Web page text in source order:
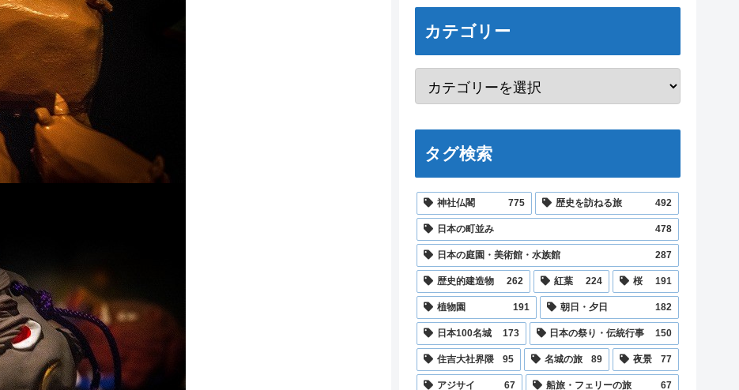
カテゴリー
タグ検索
神社仏閣 775 歴史を訪ねる旅 492
日本の町並み 478
日本の庭園・美術館・水族館 287
歴史的建造物 262 紅葉 224 桜 191
植物園 191 朝日・夕日 182
日本100名城 173 日本の祭り・伝統行事 150
住吉大社界隈 95 名城の旅 89 夜景 77
アジサイ 67 船旅・フェリーの旅 67